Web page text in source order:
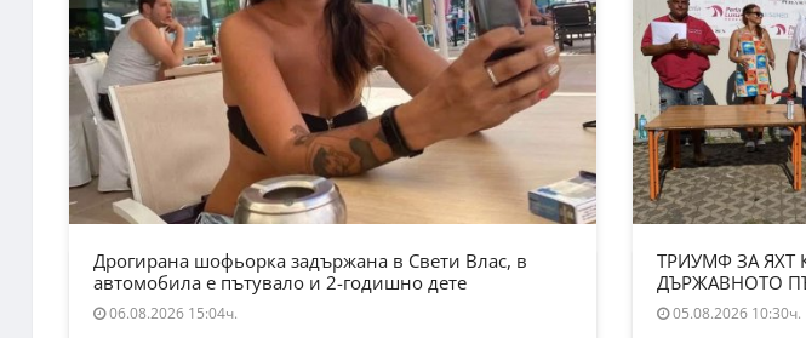
Дрогирана шофьорка задържана в Свети Влас, в
автомобила е пътувало и 2-годишно дете
06.08.2026 15:04ч.
ТРИУМФ ЗА ЯХТ
ДЪРЖАВНОТО
05.08.2026 10:30ч.